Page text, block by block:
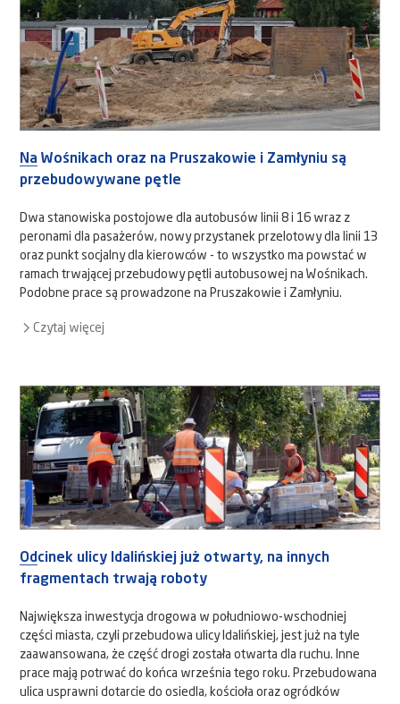
Na Wośnikach oraz na Pruszakowie i Zamłyniu są
przebudowywane pętle
Dwa stanowiska postojowe dla autobusów linii 8 i 16 wraz z
peronami dla pasażerów, nowy przystanek przelotowy dla linii 13
oraz punkt socjalny dla kierowców - to wszystko ma powstać w
ramach trwającej przebudowy pętli autobusowej na Wośnikach.
Podobne prace są prowadzone na Pruszakowie i Zamłyniu.
Czytaj więcej
Odcinek ulicy Idalińskiej już otwarty, na innych
fragmentach trwają roboty
Największa inwestycja drogowa w południowo-wschodniej
części miasta, czyli przebudowa ulicy Idalińskiej, jest już na tyle
zaawansowana, że część drogi została otwarta dla ruchu. Inne
prace mają potrwać do końca września tego roku. Przebudowana
ulica usprawni dotarcie do osiedla, kościoła oraz ogródków